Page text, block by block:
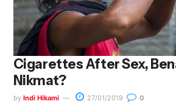
Cigarettes After Sex,
Nikmat?
by Indi Hikami 27/01/2019 0